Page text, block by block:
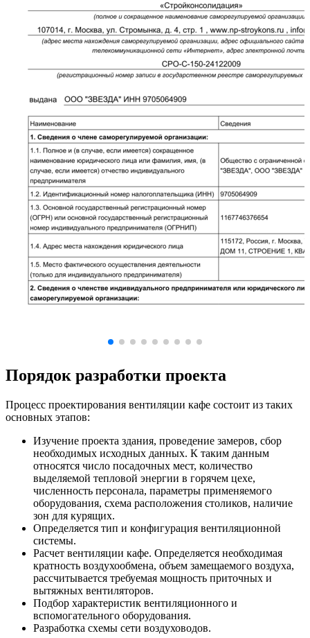
Порядок разработки проекта
Процесс проектирования вентиляции кафе состоит из таких
основных этапов:
Изучение проекта здания, проведение замеров, сбор
необходимых исходных данных. К таким данным
относятся число посадочных мест, количество
выделяемой тепловой энергии в горячем цехе,
численность персонала, параметры применяемого
оборудования, схема расположения столиков, наличие
зон для курящих.
Определяется тип и конфигурация вентиляционной
системы.
Расчет вентиляции кафе. Определяется необходимая
кратность воздухообмена, объем замещаемого воздуха,
рассчитывается требуемая мощность приточных и
вытяжных вентиляторов.
Подбор характеристик вентиляционного и
вспомогательного оборудования.
Разработка схемы сети воздуховодов.